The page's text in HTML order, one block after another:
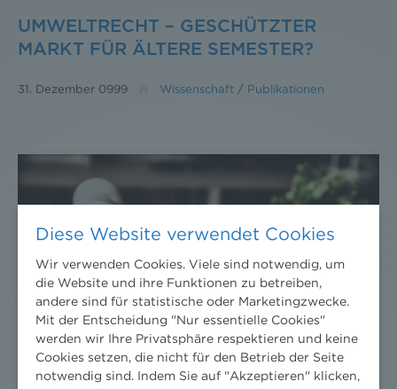
UMWELTRECHT – GESCHÜTZTER
MARKT FÜR ÄLTERE SEMESTER?
31. Dezember 0999 Wissenschaft / Publikationen
Diese Website verwendet Cookies
Wir verwenden Cookies. Viele sind notwendig, um
die Website und ihre Funktionen zu betreiben,
andere sind für statistische oder Marketingzwecke.
Mit der Entscheidung "Nur essentielle Cookies"
werden wir Ihre Privatsphäre respektieren und keine
Cookies setzen, die nicht für den Betrieb der Seite
notwendig sind. Indem Sie auf "Akzeptieren" klicken,